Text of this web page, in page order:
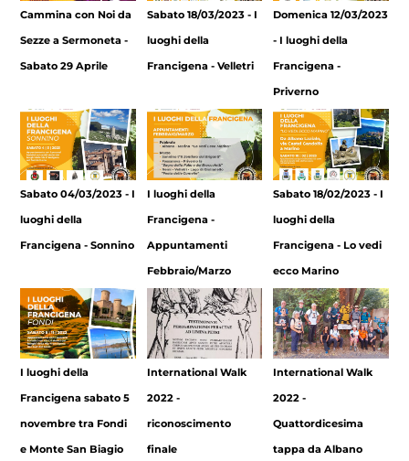
Cammina con Noi da
Sezze a Sermoneta -
Sabato 29 Aprile
Sabato 18/03/2023 - I
luoghi della
Francigena - Velletri
Domenica 12/03/2023
- I luoghi della
Francigena -
Priverno
Sabato 04/03/2023 - I
luoghi della
Francigena - Sonnino
I luoghi della
Francigena -
Appuntamenti
Febbraio/Marzo
Sabato 18/02/2023 - I
luoghi della
Francigena - Lo vedi
ecco Marino
I luoghi della
Francigena sabato 5
novembre tra Fondi
e Monte San Biagio
International Walk
2022 -
riconoscimento
finale
International Walk
2022 -
Quattordicesima
tappa da Albano